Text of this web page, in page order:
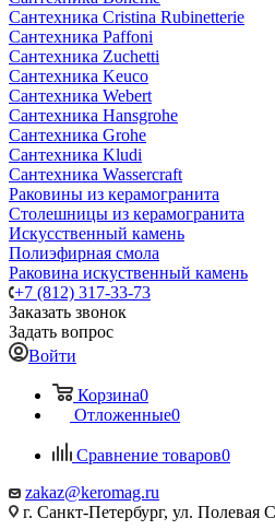
Сантехника Cristina Rubinetterie
Сантехника Paffoni
Сантехника Zuchetti
Сантехника Keuco
Сантехника Webert
Сантехника Hansgrohe
Сантехника Grohe
Сантехника Kludi
Сантехника Wassercraft
Раковины из керамогранита
Столешницы из керамогранита
Искусственный камень
Полиэфирная смола
Раковина искуственный камень
+7 (812) 317-33-73
Заказать звонок
Задать вопрос
Войти
Корзина0
Отложенные0
Сравнение товаров0
zakaz@keromag.ru
г. Санкт-Петербург, ул. Полевая